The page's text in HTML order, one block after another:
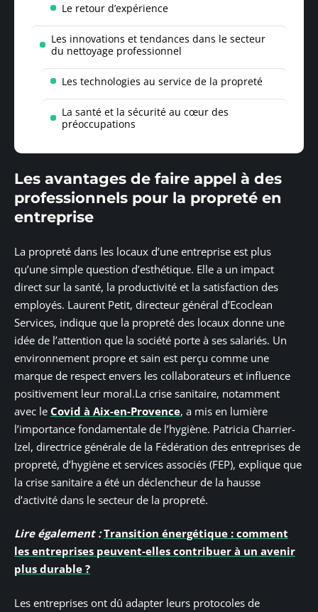
Le retour d’expérience
Les innovations et tendances dans le secteur
du nettoyage professionnel
Les technologies au service de la propreté
La santé et la sécurité au cœur des
préoccupations
Les avantages de faire appel à des
professionnels pour la propreté en
entreprise
La propreté dans les locaux d’une entreprise est plus
qu’une simple question d’esthétique. Elle a un impact
direct sur la santé, la productivité et la satisfaction des
employés. Laurent Petit, directeur général d’Ecoclean
Services, indique que la propreté des locaux donne une
idée de l’attention que la société porte à ses salariés. Un
environnement propre et sain est perçu comme une
marque de respect envers les collaborateurs et influence
positivement leur moral.La crise sanitaire, notamment
avec le Covid à Aix-en-Provence, a mis en lumière
l’importance fondamentale de l’hygiène. Patricia Charrier-
Izel, directrice générale de la Fédération des entreprises de
propreté, d’hygiène et services associés (FEP), explique que
la crise sanitaire a été un déclencheur de la hausse
d’activité dans le secteur de la propreté.
Lire également : Transition énergétique : comment
les entreprises peuvent-elles contribuer à un avenir
plus durable ?
Les entreprises ont dû adapter leurs protocoles de